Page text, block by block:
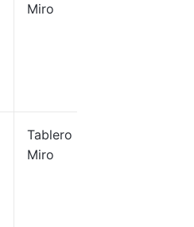
Miro
Tablero
Miro